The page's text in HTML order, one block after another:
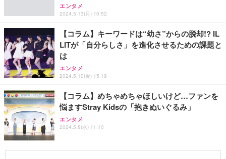
エンタメ
2024.5.13(月) 10:52
【コラム】キーワードは“幼さ”からの脱却!? IL
LITが「自分らしさ」を進化させるための課題と
は
エンタメ
2024.5.10(金) 15:19
【コラム】めちゃめちゃほしいけど…ファンを
悩ますStray Kidsの「抱きぬいぐるみ」
エンタメ
2024.5.8(水) 11:10